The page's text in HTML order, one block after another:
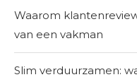
Waarom
van een vakman
Slim verduurzamen: